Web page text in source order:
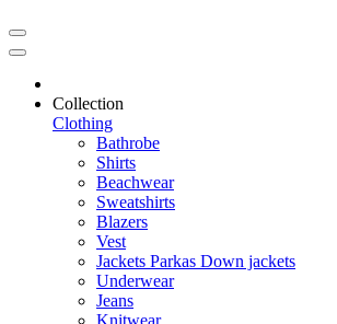
Collection
Clothing
Bathrobe
Shirts
Beachwear
Sweatshirts
Blazers
Vest
Jackets Parkas Down jackets
Underwear
Jeans
Knitwear